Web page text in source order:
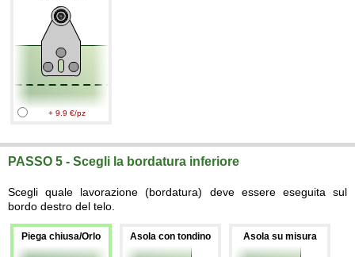
+ 9.9 €/pz
PASSO 5 - Scegli la bordatura inferiore
Scegli quale lavorazione (bordatura) deve essere eseguita sul
bordo destro del telo.
Piega chiusa/Orlo Asola con tondino Asola su misura